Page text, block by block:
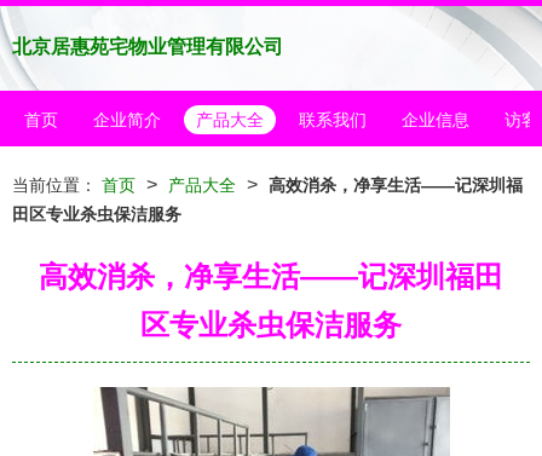
北京居惠苑宅物业管理有限公司
首页 企业简介 产品大全 联系我们 企业信息 访客
当前位置： 首页 > 产品大全 > 高效消杀，净享生活——记深圳福
田区专业杀虫保洁服务
高效消杀，净享生活——记深圳福田
区专业杀虫保洁服务